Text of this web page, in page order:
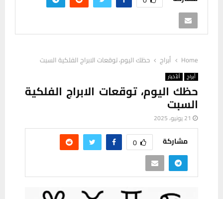
Home أبراج حظك اليوم، توقعات الابراج الفلكية السبت
أبراج ألأخبار
حظك اليوم، توقعات الابراج الفلكية
السبت
21 يونيو، 2025
مشاركة 0